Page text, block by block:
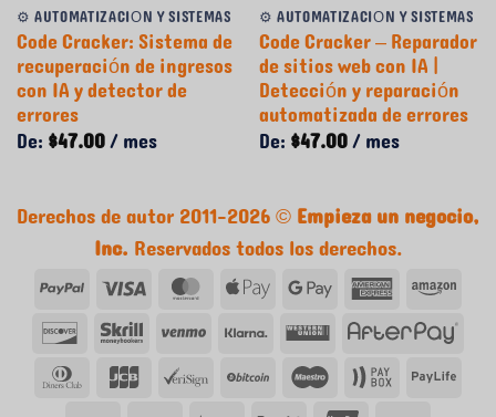
⚙️ AUTOMATIZACIÓN Y SISTEMAS
Code Cracker: Sistema de
recuperación de ingresos
con IA y detector de
errores
De:$47.00/ mes
⚙️ AUTOMATIZACIÓN Y SISTEMAS
Code Cracker – Reparador
de sitios web con IA |
Detección y reparación
automatizada de errores
De:$47.00/ mes
Derechos de autor 2011-2026 ©Empieza un negocio,
Inc. Reservados todos los derechos.
PayPalVisa
tarjeta
MasterCard
Apple
Pay
Google
Pay
tarjeta
American
Express
DescubrirSkrill VenmoKlarnaWestern
Union
Club
JCB VeriSign Bitcoin Maestro Caja
Vida